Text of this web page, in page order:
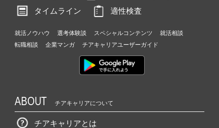
タイムライン
適性検査
就活ノウハウ 選考体験談 スペシャルコンテンツ
就活相談
転職相談
企業マンガ チアキャリアユーザーガイド
ABOUT チアキャリアについて
チアキャリアとは